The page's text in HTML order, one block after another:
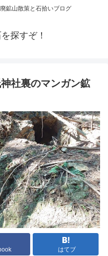
鉱山散策と石拾いブログ
探すぞ！
社裏のマンガン鉱
はてブ